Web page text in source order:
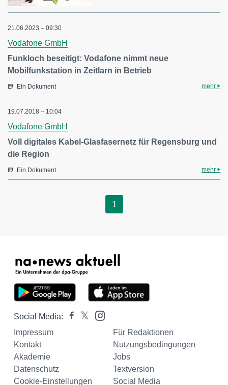
21.06.2023 – 09:30
Vodafone GmbH
Funkloch beseitigt: Vodafone nimmt neue
Mobilfunkstation in Zeitlarn in Betrieb
Ein Dokument mehr
19.07.2018 – 10:04
Vodafone GmbH
Voll digitales Kabel-Glasfasernetz für Regensburg und
die Region
Ein Dokument mehr
1
Social Media:
Impressum
Für Redaktionen
Kontakt
Nutzungsbedingungen
Akademie
Jobs
Datenschutz
Textversion
Cookie-Einstellungen
Social Media